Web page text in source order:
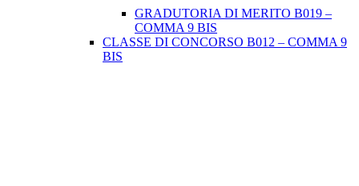
GRADUTORIA DI MERITO B019 –
COMMA 9 BIS
CLASSE DI CONCORSO B012 – COMMA 9
BIS